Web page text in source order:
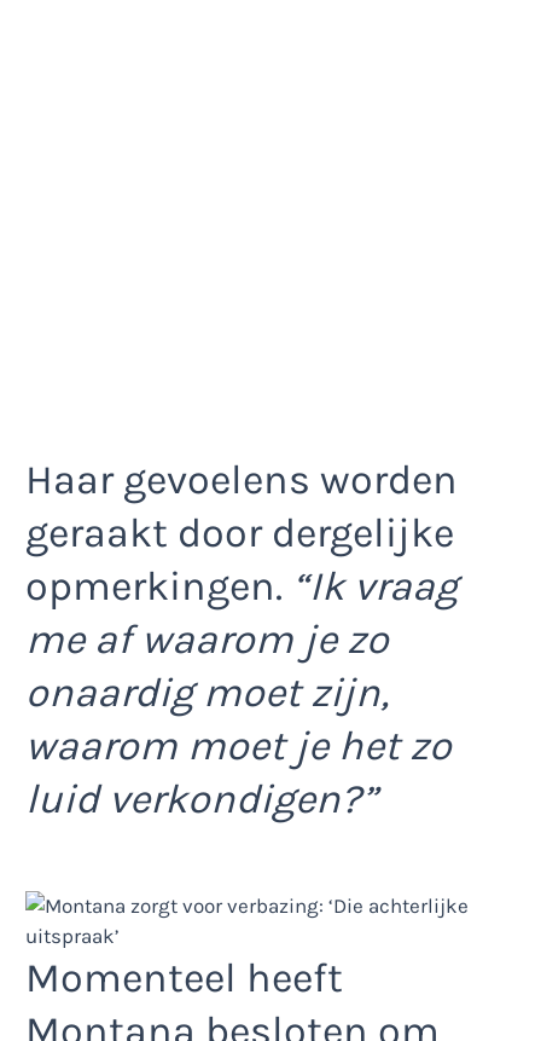
Haar gevoelens worden
geraakt door dergelijke
opmerkingen. “Ik vraag
me af waarom je zo
onaardig moet zijn,
waarom moet je het zo
luid verkondigen?”
Momenteel heeft
Montana besloten om